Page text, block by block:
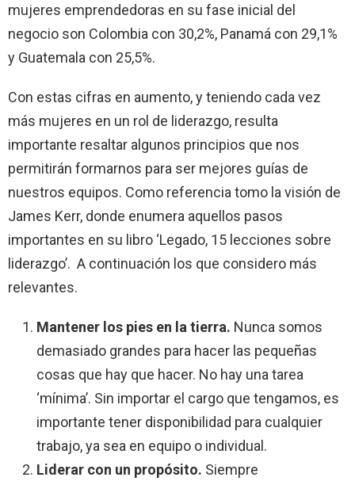
mujeres emprendedoras en su fase inicial del
negocio son Colombia con 30,2%, Panamá con 29,1%
y Guatemala con 25,5%.
Con estas cifras en aumento, y teniendo cada vez
más mujeres en un rol de liderazgo, resulta
importante resaltar algunos principios que nos
permitirán formarnos para ser mejores guías de
nuestros equipos. Como referencia tomo la visión de
James Kerr, donde enumera aquellos pasos
importantes en su libro ‘Legado, 15 lecciones sobre
liderazgo’. A continuación los que considero más
relevantes.
Mantener los pies en la tierra. Nunca somos
demasiado grandes para hacer las pequeñas
cosas que hay que hacer. No hay una tarea
‘mínima’. Sin importar el cargo que tengamos, es
importante tener disponibilidad para cualquier
trabajo, ya sea en equipo o individual.
Liderar con un propósito. Siempre